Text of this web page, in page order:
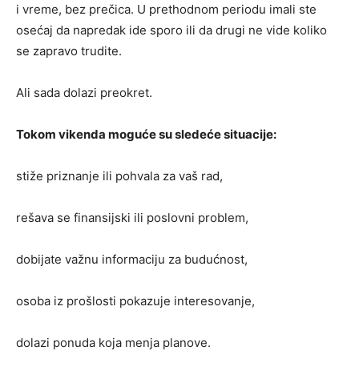
i vreme, bez prečica. U prethodnom periodu imali ste
osećaj da napredak ide sporo ili da drugi ne vide koliko
se zapravo trudite.
Ali sada dolazi preokret.
Tokom vikenda moguće su sledeće situacije:
stiže priznanje ili pohvala za vaš rad,
rešava se finansijski ili poslovni problem,
dobijate važnu informaciju za budućnost,
osoba iz prošlosti pokazuje interesovanje,
dolazi ponuda koja menja planove.